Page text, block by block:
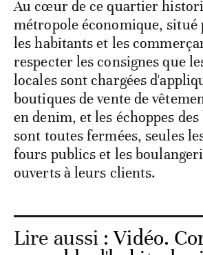
Au cœur de ce quartier
métropole économique, situé
les habitants et les
respecter les consignes que
locales sont chargées
boutiques de vente de
en denim, et les échoppes
sont toutes fermées, seules
fours publics et les
ouverts à leurs clients.
Lire aussi :Vidéo.